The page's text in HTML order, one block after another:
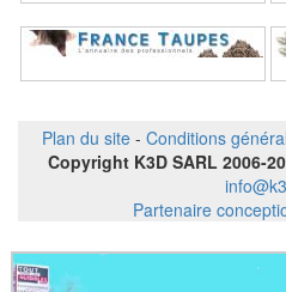
Plan du site - Conditions
Copyright K3D SARL 2006-
Partenaire